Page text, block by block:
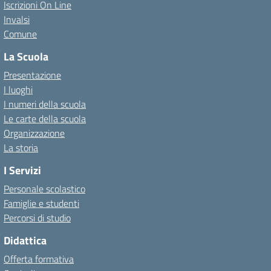
Iscrizioni On Line
Invalsi
Comune
La Scuola
Presentazione
I luoghi
I numeri della scuola
Le carte della scuola
Organizzazione
La storia
I Servizi
Personale scolastico
Famiglie e studenti
Percorsi di studio
Didattica
Offerta formativa